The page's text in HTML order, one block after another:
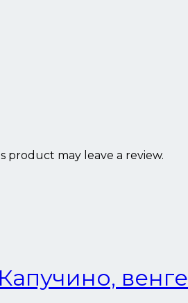
product may leave a review.
венге